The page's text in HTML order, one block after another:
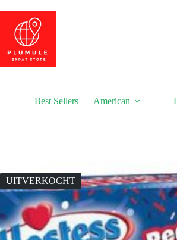
inhoud
Best Sellers American
UITVERKOCHT